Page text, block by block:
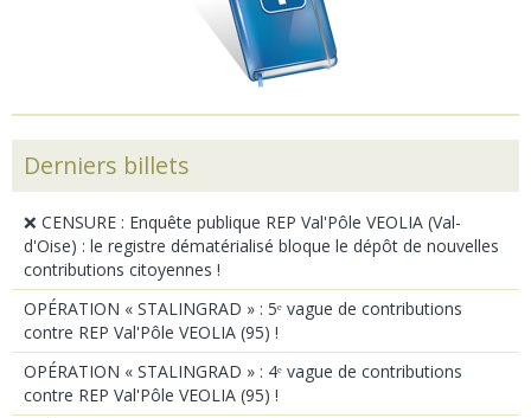
Derniers billets
❌ CENSURE : Enquête publique REP Val'Pôle VEOLIA (Val-
d'Oise) : le registre dématérialisé bloque le dépôt de nouvelles
contributions citoyennes !
OPÉRATION « STALINGRAD » : 5ᵉ vague de contributions
contre REP Val'Pôle VEOLIA (95) !
OPÉRATION « STALINGRAD » : 4ᵉ vague de contributions
contre REP Val'Pôle VEOLIA (95) !